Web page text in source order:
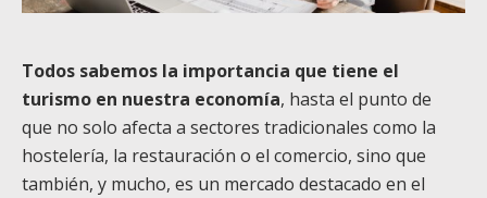
Todos sabemos la importancia que tiene el
turismo en nuestra economía, hasta el punto de
que no solo afecta a sectores tradicionales como la
hostelería, la restauración o el comercio, sino que
también, y mucho, es un mercado destacado en el